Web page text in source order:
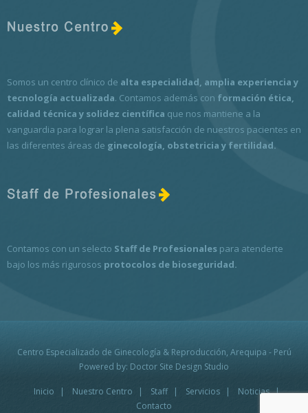
Somos un centro clínico de alta especialidad, amplia experiencia y
tecnología actualizada. Contamos además con formación ética,
calidad técnica y solidez científica que nos mantiene a la
vanguardia para lograr la plena satisfacción de nuestros pacientes en
las diferentes áreas de ginecología, obstetricia y fertilidad.
Contamos con un selecto Staff de Profesionales para atenderte
bajo los más rigurosos protocolos de bioseguridad.
Centro Especializado de Ginecología & Reproducción, Arequipa - Perú
Powered by: Doctor Site Design Studio
Inicio Nuestro Centro Staff Servicios
Noticias
Contacto